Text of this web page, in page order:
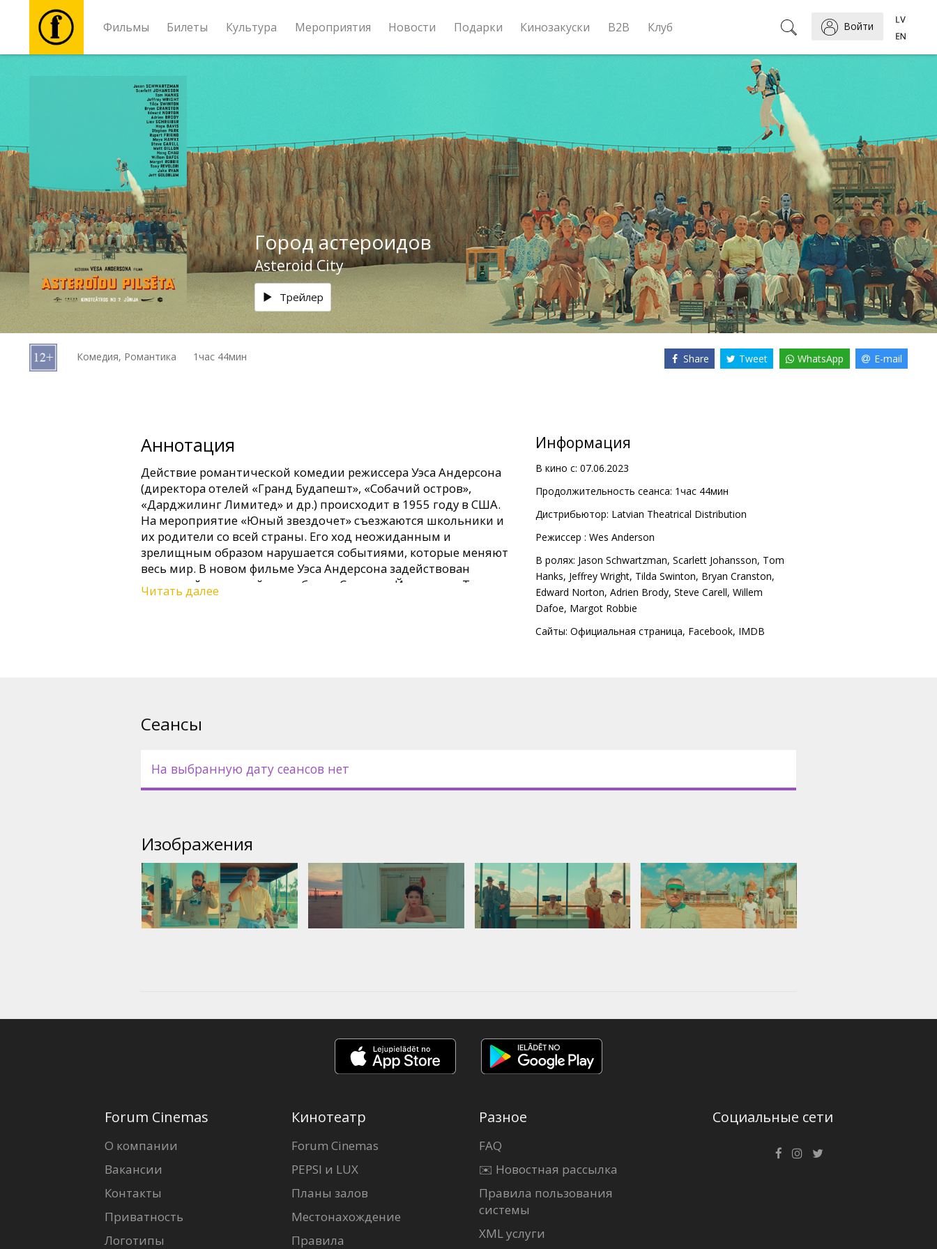
Фильмы Билеты Культура Мероприятия Новости Подарки Кинозакуски B2B Клуб Войти
Культура
Мероприятия
Новости
Подарки
B2B
Город астероидов
Asteroid City
Трейлер
Комедия, Романтика 1час 44мин Share Tweet WhatsApp E-mail
Аннотация
Действие романтической комедии режиссера Уэса Андерсона
(директора отелей «Гранд Будапешт», «Собачий остров»,
«Дарджилинг Лимитед» и др.) происходит в 1955 году в США.
На мероприятие «Юный звездочет» съезжаются школьники и
их родители со всей страны. Его ход неожиданным и
зрелищным образом нарушается событиями, которые меняют
весь мир. В новом фильме Уэса Андерсона задействован
отличный актерский ансамбль — Скарлетт Йоханссон, Том
Хэнкс, Джейсон Шварцман, Марго Робби, Тильда Суинтон и др.
Читать далее
Информация
В кино с: 07.06.2023
Продолжительность сеанса: 1час 44мин
Дистрибьютор: Latvian Theatrical Distribution
Pежиссер : Wes Anderson
В ролях: Jason Schwartzman, Scarlett Johansson, Tom
Hanks, Jeffrey Wright, Tilda Swinton, Bryan Cranston,
Edward Norton, Adrien Brody, Steve Carell, Willem
Dafoe, Margot Robbie
Сайты: Официальная страница, Facebook, IMDB
Сеансы
На выбранную дату сеансов нет
Изображения
Forum Cinemas
О компании
Вакансии
Контакты
Приватность
Логотипы
Кинотеатр
Forum Cinemas
PEPSI и LUX
Планы залов
Местонахождение
Правила
Разное
FAQ
✉️ Новостная рассылка
Правила пользования
системы
XML услуги
Социальные сети